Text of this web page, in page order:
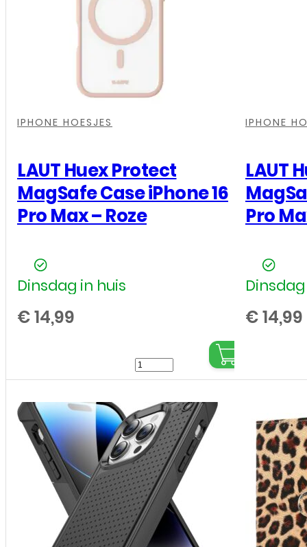
IPHONE HOESJES
LAUT Huex Protect
MagSafe Case iPhone 16
Pro Max – Roze
Dinsdag in huis
€14,99
LAUT
Huex
Protect
MagSafe
Case
iPhone
16
Pro
Max
IPHONE
LAUT
Pro
€14,99